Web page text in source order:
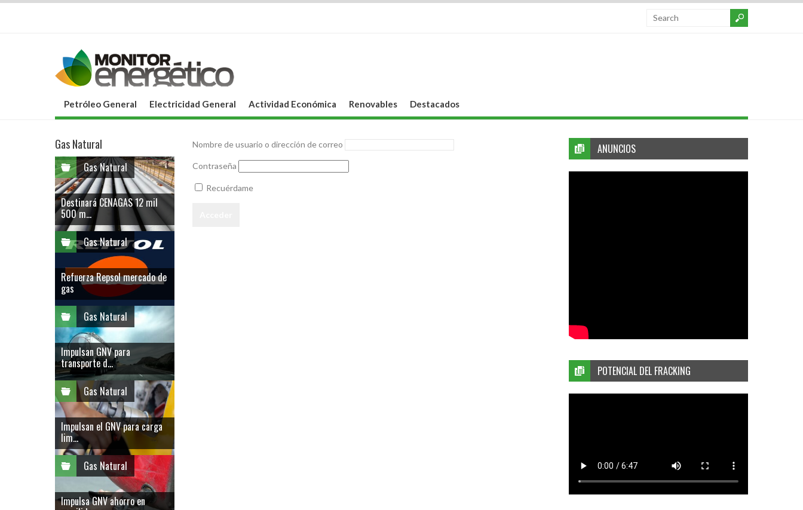
Petróleo General Electricidad General Actividad Económica Renovables Destacados
Nombre de usuario o dirección de correo
Contraseña
Recuérdame
ANUNCIOS
POTENCIAL DEL FRACKING
Gas Natural
Gas Natural
Destinará CENAGAS 12 mil
500 m...
Gas Natural
Refuerza Repsol mercado de
gas
Gas Natural
Impulsan GNV para
transporte d...
Gas Natural
Impulsan el GNV para carga
lim...
Gas Natural
Impulsa GNV ahorro en